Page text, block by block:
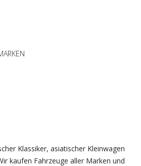
Klassiker, asiatischer Kleinwagen
kaufen Fahrzeuge aller Marken und